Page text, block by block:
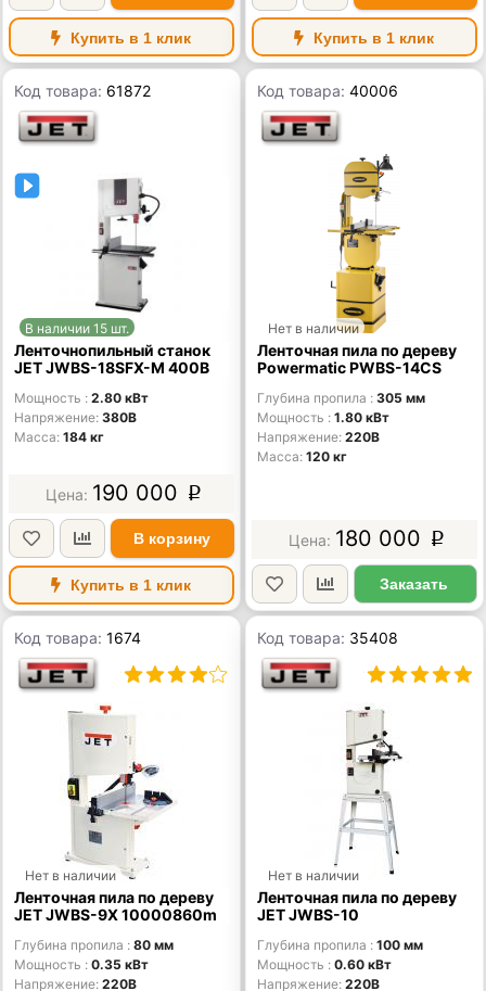
Купить в 1 клик Купить в 1 клик
Код товара: 61872
В наличии 15 шт.
Ленточнопильный станок
JET JWBS-18SFX-M 400В
Мощность
2.80 кВт
Напряжение 380В
Масса 184 кг
190 000 p
В корзину
Купить в 1 клик
Код товара:40006
Нет в наличии
Ленточная пила по дереву
Powermatic PWBS-14CS
Глубина пропила
305 мм
Мощность
1.80 кВт
Напряжение 220В
Масса 120 кг
180 000 p
Заказать
Код товара:1674
Нет в наличии
Ленточная пила по дереву
JET JWBS-9X 10000860m
Глубина пропила
80 мм
Мощность
0.35 кВт
Напряжение 220В
Код товара: 35408
Нет в наличии
Ленточная пила по дереву
JET JWBS-10
Глубина пропила
100 мм
Мощность
0.60 кВт
Напряжение 220В